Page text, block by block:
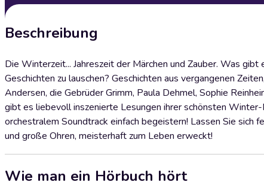
Beschreibung
Die Winterzeit... Jahreszeit der Märchen und Zauber. Was
Geschichten zu lauschen? Geschichten aus vergangenen
Andersen, die Gebrüder Grimm, Paula Dehmel, Sophie
gibt es liebevoll inszenierte Lesungen ihrer schönsten
orchestralem Soundtrack einfach begeistern! Lassen Sie sich
und große Ohren, meisterhaft zum Leben erweckt!
Wie man ein Hörbuch hört